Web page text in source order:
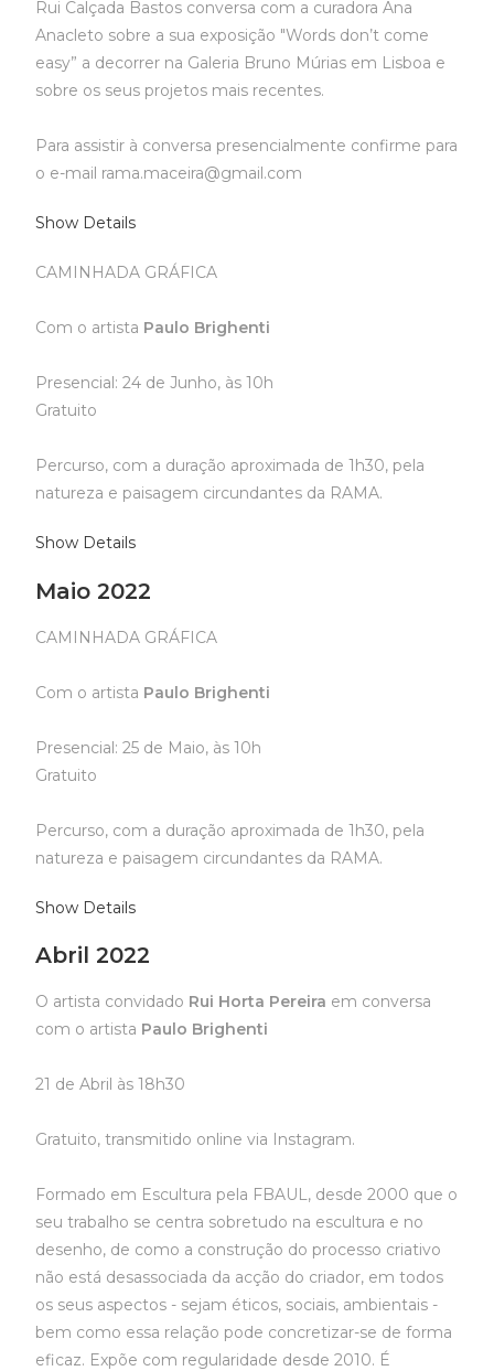
Rui Calçada Bastos conversa com a curadora Ana
Anacleto sobre a sua exposição "Words don’t come
easy” a decorrer na Galeria Bruno Múrias em Lisboa e
sobre os seus projetos mais recentes.
Para assistir à conversa presencialmente confirme para
o e-mail rama.maceira@gmail.com
Show Details
CAMINHADA GRÁFICA
Com o artista Paulo Brighenti
Presencial: 24 de Junho, às 10h
Gratuito
Percurso, com a duração aproximada de 1h30, pela
natureza e paisagem circundantes da RAMA.
Show Details
Maio 2022
CAMINHADA GRÁFICA
Com o artista Paulo Brighenti
Presencial: 25 de Maio, às 10h
Gratuito
Percurso, com a duração aproximada de 1h30, pela
natureza e paisagem circundantes da RAMA.
Show Details
Abril 2022
O artista convidado Rui Horta Pereira em conversa
com o artista Paulo Brighenti
21 de Abril às 18h30
Gratuito, transmitido online via Instagram.
Formado em Escultura pela FBAUL, desde 2000 que o
seu trabalho se centra sobretudo na escultura e no
desenho, de como a construção do processo criativo
não está desassociada da acção do criador, em todos
os seus aspectos - sejam éticos, sociais, ambientais -
bem como essa relação pode concretizar-se de forma
eficaz. Expõe com regularidade desde 2010. É